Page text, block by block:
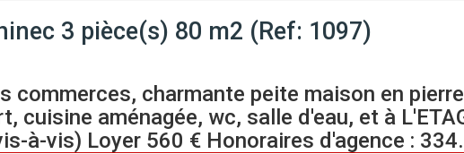
3 pièce(s) 80 m2 (Ref: 1097)
commerces, charmante peite maison en
cuisine aménagée, wc, salle d'eau, et à
à-vis) Loyer 560 € Honoraires d'agence :